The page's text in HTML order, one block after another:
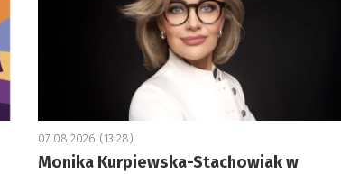
07.08.2026 (13:28)
Monika Kurpiewska-Stachowiak w